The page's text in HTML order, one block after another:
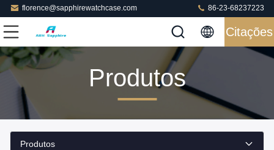
florence@sapphirewatchcase.com 86-23-68237223
Citações
Produtos
Produtos